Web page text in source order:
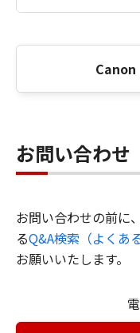
Canon
お問い合わせ
お問い合わせの前に
るQ&A検索（よくあ
お願いいたします。